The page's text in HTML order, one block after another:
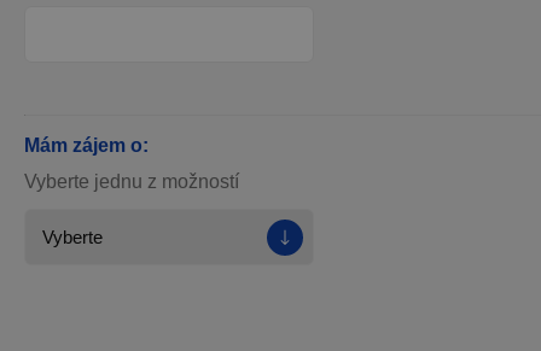
Mám zájem o:
Vyberte jednu z možností